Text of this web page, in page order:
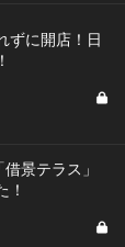
ずに開店！日
景テラス」
！